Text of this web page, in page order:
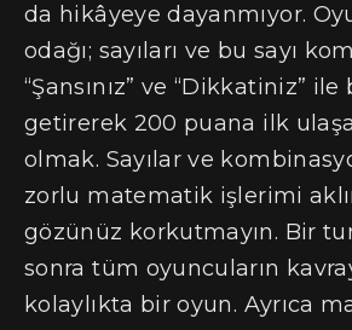
da hikâyeye dayanmıyor.
odağı; sayıları ve bu sayı
“Şansınız” ve “Dikkatiniz” ile
getirerek 200 puana ilk
olmak. Sayılar ve
zorlu matematik işlerimi
gözünüz korkutmayın. Bir
sonra tüm oyuncuların
kolaylıkta bir oyun. Ayrıca